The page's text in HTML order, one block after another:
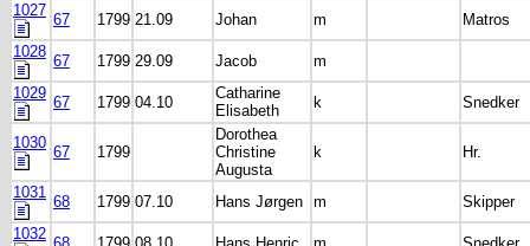
1027
67 1799 21.09 Johan m
Matros
1028
67 1799 29.09 Jacob
m
1029
67 1799 04.10
Catharine
Elisabeth
k Snedker
1030
67 1799
Dorothea
Christine
Augusta
k Hr.
1031
68 1799 07.10 Hans Jørgen m
Skipper
1032